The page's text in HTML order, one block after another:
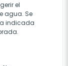
el
agua. Se
indicada